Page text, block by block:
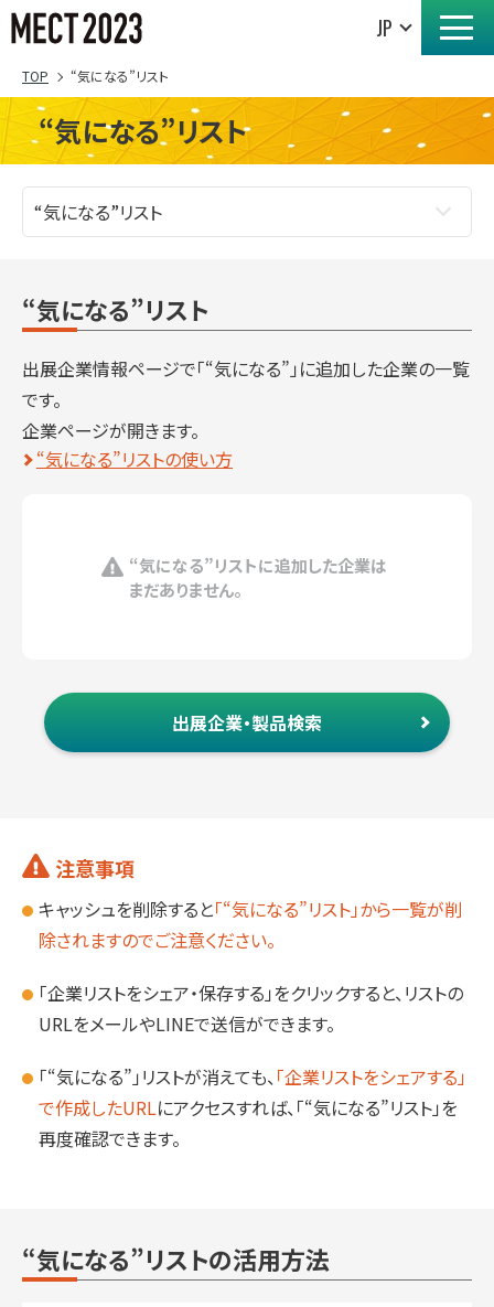
TOP “気になる”リスト
“気になる”リスト
“気になる”リスト
出展企業情報ページで「“気になる”」に追加した企業の一覧
です。
企業ページが開きます。
“気になる”リストの使い方
“気になる”リストに追加した企業は
まだありません。
出展企業・製品検索
注意事項
キャッシュを削除すると「“気になる”リスト」から一覧が削
除されますのでご注意ください。
「企業リストをシェア・保存する」をクリックすると、リストの
URLをメールやLINEで送信ができます。
「“気になる”」リストが消えても、「企業リストをシェアする」
で作成したURLにアクセスすれば、「“気になる”リスト」を
再度確認できます。
“気になる”リストの活用方法